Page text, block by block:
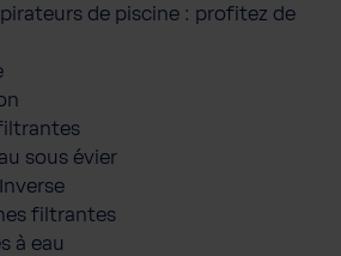
de piscine : profitez de
sous évier
filtrantes
à eau